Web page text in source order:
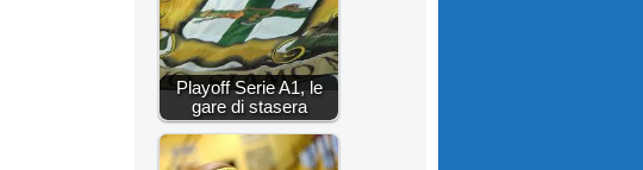
Playoff Serie A1, le
gare di stasera